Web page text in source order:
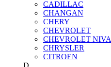
CADILLAC
CHANGAN
CHERY
CHEVROLET
CHEVROLET NIVA
CHRYSLER
CITROEN
D